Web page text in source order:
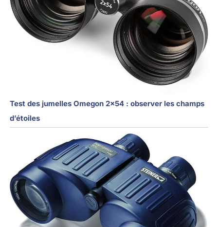
Test des jumelles Omegon 2×54 : observer les champs
d’étoiles